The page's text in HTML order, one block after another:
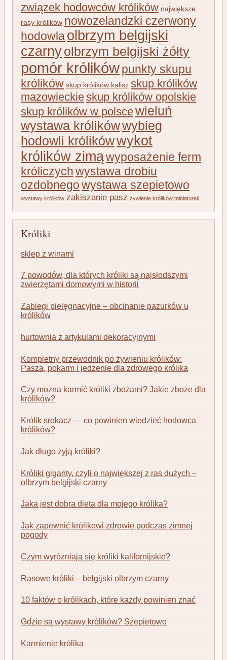
związek hodowców królików największe
rasy królików nowozelandzki czerwony
hodowlaolbrzym belgijski
czarnyolbrzym belgijski żółty
pomór królikówpunkty skupu
królików skup królików kalisz skup królików
mazowieckieskup królików opolskie
skup królików w polscewieluń
wystawa królikówwybieg
hodowli królikówwykot
królików zimąwyposażenie ferm
króliczychwystawa drobiu
ozdobnegowystawa szepietowo
wystawy królików zakiszanie pasz żywienie królików miniaturek
Króliki
sklep z winami
7 powodów, dla których króliki są najsłodszymi
zwierzętami domowymi w historii
Zabiegi pielęgnacyjne – obcinanie pazurków u
królików
hurtownia z artykulami dekoracyjnymi
Kompletny przewodnik po żywieniu królików:
Pasza, pokarm i jedzenie dla zdrowego królika
Czy można karmić króliki zbożami? Jakie zboże dla
królików?
Królik srokacz — co powinien wiedzieć hodowca
królików?
Jak długo żyją króliki?
Króliki giganty, czyli o największej z ras dużych –
olbrzym belgijski czarny
Jaka jest dobra dieta dla mojego królika?
Jak zapewnić królikowi zdrowie podczas zimnej
pogody
Czym wyróżniają się króliki kalifornijskie?
Rasowe króliki – belgijski olbrzym czarny
10 faktów o królikach, które każdy powinien znać
Gdzie są wystawy królików? Szepietowo
Karmienie królika